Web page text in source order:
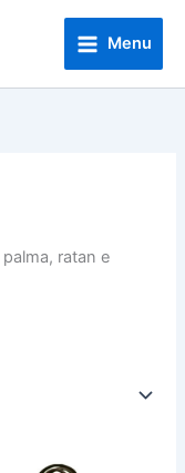
Menu
ratan e